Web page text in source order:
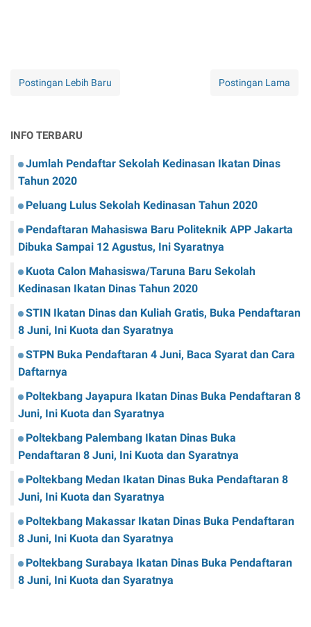
Postingan Lebih Baru Postingan Lama
INFO TERBARU
Jumlah Pendaftar Sekolah Kedinasan Ikatan Dinas
Tahun 2020
Peluang Lulus Sekolah Kedinasan Tahun 2020
Pendaftaran Mahasiswa Baru Politeknik APP Jakarta
Dibuka Sampai 12 Agustus, Ini Syaratnya
Kuota Calon Mahasiswa/Taruna Baru Sekolah
Kedinasan Ikatan Dinas Tahun 2020
STIN Ikatan Dinas dan Kuliah Gratis, Buka Pendaftaran
8 Juni, Ini Kuota dan Syaratnya
STPN Buka Pendaftaran 4 Juni, Baca Syarat dan Cara
Daftarnya
Poltekbang Jayapura Ikatan Dinas Buka Pendaftaran 8
Juni, Ini Kuota dan Syaratnya
Poltekbang Palembang Ikatan Dinas Buka
Pendaftaran 8 Juni, Ini Kuota dan Syaratnya
Poltekbang Medan Ikatan Dinas Buka Pendaftaran 8
Juni, Ini Kuota dan Syaratnya
Poltekbang Makassar Ikatan Dinas Buka Pendaftaran
8 Juni, Ini Kuota dan Syaratnya
Poltekbang Surabaya Ikatan Dinas Buka Pendaftaran
8 Juni, Ini Kuota dan Syaratnya